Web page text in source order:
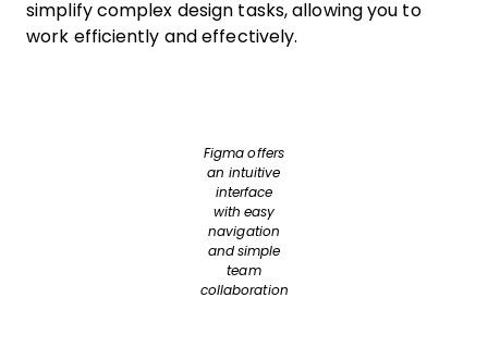
simplify complex design tasks, allowing you to
work efficiently and effectively.
Figma offers
an intuitive
interface
with easy
navigation
and simple
team
collaboration